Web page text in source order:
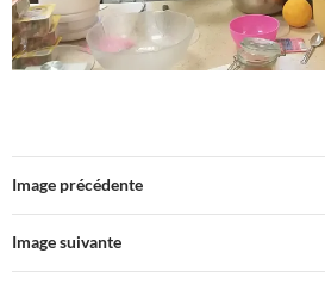
Image précédente
Image suivante